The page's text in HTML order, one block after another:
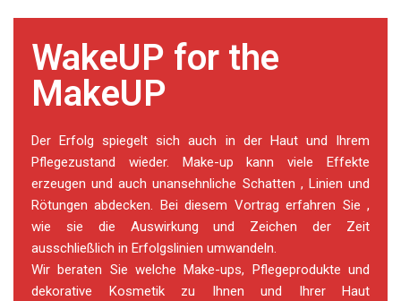
WakeUP for the
MakeUP
Der Erfolg spiegelt sich auch in der Haut und Ihrem
Pflegezustand wieder. Make-up kann viele Effekte
erzeugen und auch unansehnliche Schatten , Linien und
Rötungen abdecken. Bei diesem Vortrag erfahren Sie ,
wie sie die Auswirkung und Zeichen der Zeit
ausschließlich in Erfolgslinien umwandeln.
Wir beraten Sie welche Make-ups, Pflegeprodukte und
dekorative Kosmetik zu Ihnen und Ihrer Haut